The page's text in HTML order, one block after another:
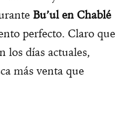
Bu’ul en Chablé
perfecto. Claro que
los días actuales,
más venta que